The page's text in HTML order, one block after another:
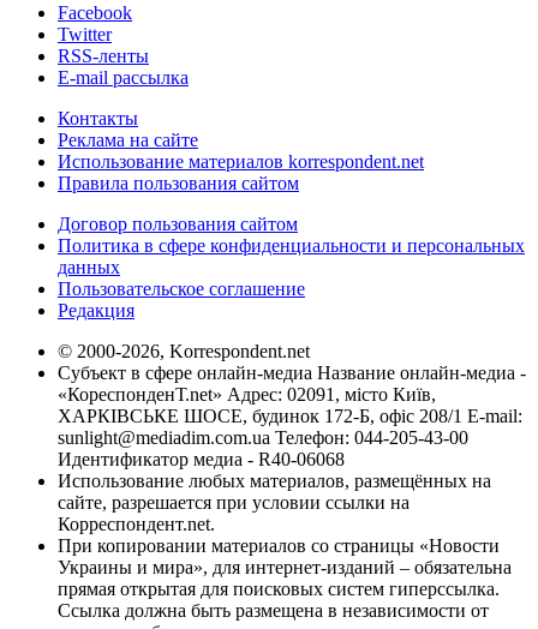
Facebook
Twitter
RSS-ленты
E-mail рассылка
Контакты
Реклама на сайте
Использование материалов korrespondent.net
Правила пользования сайтом
Договор пользования сайтом
Политика в сфере конфиденциальности и персональных
данных
Пользовательское соглашение
Редакция
© 2000-2026, Korrespondent.net
Субъект в сфере онлайн-медиа Название онлайн-медиа -
«КореспонденТ.net» Адрес: 02091, місто Київ,
ХАРКІВСЬКЕ ШОСЕ, будинок 172-Б, офіс 208/1 E-mail:
sunlight@mediadim.com.ua Телефон: 044-205-43-00
Идентификатор медиа - R40-06068
Использование любых материалов, размещённых на
сайте, разрешается при условии ссылки на
Корреспондент.net.
При копировании материалов со страницы «Новости
Украины и мира», для интернет-изданий – обязательна
прямая открытая для поисковых систем гиперссылка.
Ссылка должна быть размещена в независимости от